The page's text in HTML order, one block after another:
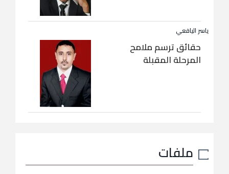
ياسر اليافعي
حقائق ترسم ملامح
المرحلة المقبلة
ملفات